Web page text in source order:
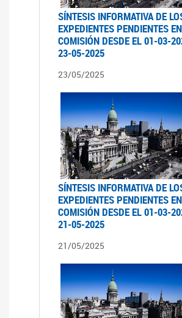
SÍNTESIS INFORMATIVA DE
EXPEDIENTES PENDIENTES
COMISIÓN DESDE EL 01-03-
23-05-2025
23/05/2025
SÍNTESIS INFORMATIVA DE
EXPEDIENTES PENDIENTES
COMISIÓN DESDE EL 01-03-
21-05-2025
21/05/2025